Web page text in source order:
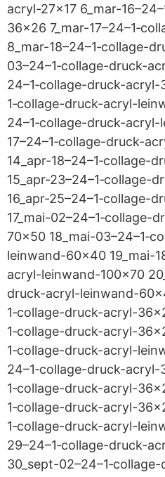
acryl-27x17 6_mar-
36x26 7_mar-
8_mar-18–24–1‑collage-
03–24–1‑collage-druck-
24–1‑collage-druck-acryl-
1‑collage-druck-acryl-
24–1‑collage-druck-
17–24–1‑collage-druck-
14_apr-18–24–1‑collage-
15_apr-23–24–1‑collage-
16_apr-25–24–1‑collage-
17_mai-02–24–1‑collage-
70x50 18_mai-
leinwand-60x40 19_mai-
acryl-leinwand-100x70
druck-acryl-leinwand-
1‑collage-druck-acryl-
1‑collage-druck-acryl-
1‑collage-druck-acryl-
24–1‑collage-druck-
1‑collage-druck-acryl-
1‑collage-druck-acryl-
1‑collage-druck-acryl-
29–24–1‑collage-druck-
30_sept-